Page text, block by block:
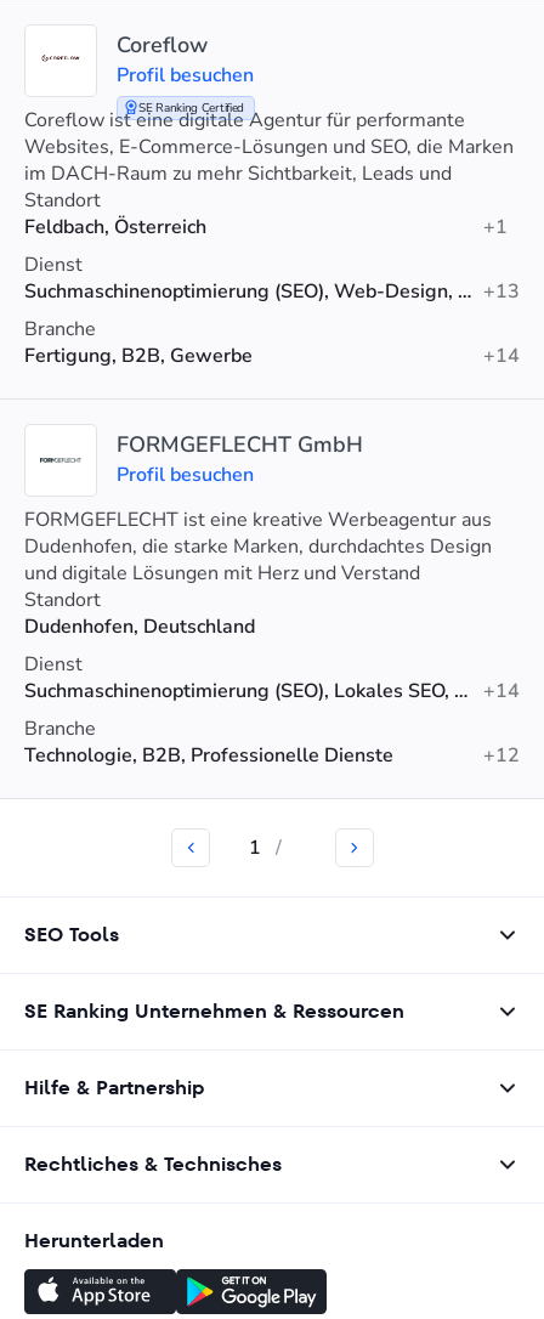
SE Ranking Certified
Coreflow
Profil besuchen
Coreflow ist eine digitale Agentur für performante
Websites, E-Commerce-Lösungen und SEO, die Marken
im DACH-Raum zu mehr Sichtbarkeit, Leads und
Umsatz verhilft.
Standort
Feldbach, Österreich
+1
Dienst
Suchmaschinenoptimierung (SEO), Web-Design, Webentwicklung +13
Branche
Fertigung, B2B, Gewerbe
+14
FORMGEFLECHT GmbH
Profil besuchen
FORMGEFLECHT ist eine kreative Werbeagentur aus
Dudenhofen, die starke Marken, durchdachtes Design
und digitale Lösungen mit Herz und Verstand
entwickelt.
Standort
Dudenhofen, Deutschland
Dienst
Suchmaschinenoptimierung (SEO), Lokales SEO, Technisches SEO
+14
Branche
Technologie, B2B, Professionelle Dienste
+12
1 /
SEO Tools
SE Ranking Unternehmen & Ressourcen
Hilfe & Partnership
Rechtliches & Technisches
Herunterladen